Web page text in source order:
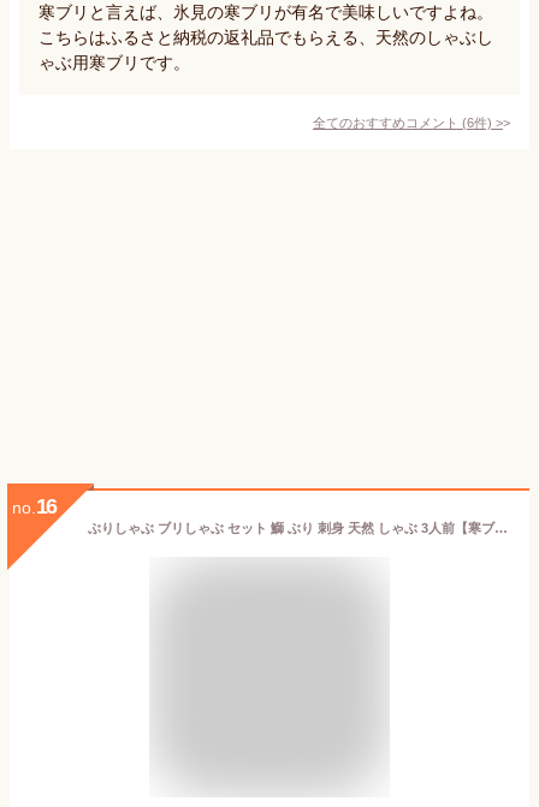
寒ブリと言えば、氷見の寒ブリが有名で美味しいですよね。
こちらはふるさと納税の返礼品でもらえる、天然のしゃぶし
ゃぶ用寒ブリです。
全てのおすすめコメント (6件) >
no. 16
ぶりしゃぶ ブリしゃぶ セット 鰤 ぶり 刺身 天然 しゃぶ 3人前【寒ブリ】日本海 北海道産トロ400g天然の旨みとコク血合い処理済10キロ級 寒ぶり 厳選 お歳暮【送料無料】しゃぶしゃぶ 野菜を用意するだけ簡単に料亭の味 特製出汁ポン酢ラーメン400gレシピ お祝 ギフト